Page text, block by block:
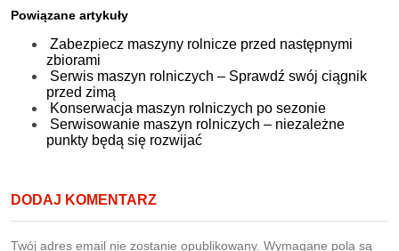
Powiązane artykuły
Zabezpiecz maszyny rolnicze przed następnymi
zbiorami
Serwis maszyn rolniczych – Sprawdź swój ciągnik
przed zimą
Konserwacja maszyn rolniczych po sezonie
Serwisowanie maszyn rolniczych – niezależne
punkty będą się rozwijać
DODAJ KOMENTARZ
Twój adres email nie zostanie opublikowany. Wymagane pola są